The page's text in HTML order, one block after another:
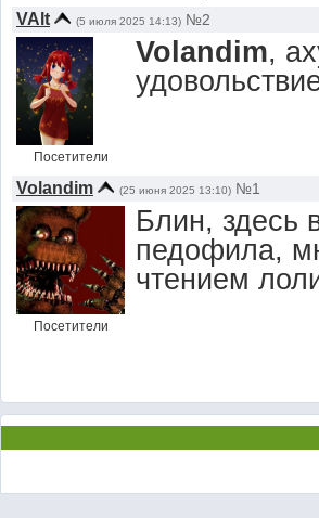
VAlt (5 июля 2025 14:13) №2
Посетители
Volandim,
Volandim (25 июня 2025 13:10) №1
Посетители
Блин, здесь
педофила,
чтением